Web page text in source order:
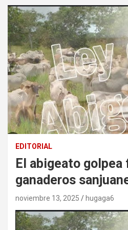
EDITORIAL
El abigeato
ganaderos
noviembre 13, 2025 hugaga6